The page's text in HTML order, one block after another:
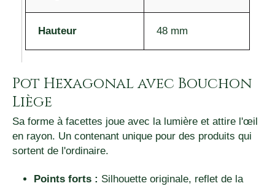
Hauteur 48 mm
Pot Hexagonal avec Bouchon
Liège
Sa forme à facettes joue avec la lumière et attire l'œil
en rayon. Un contenant unique pour des produits qui
sortent de l'ordinaire.
Points forts : Silhouette originale, reflet de la